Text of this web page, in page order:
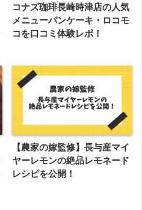
コナズ珈琲長崎時津店の人気
メニューパンケーキ・ロコモ
コを口コミ体験レポ！
【農家の嫁監修】長与産マイ
ヤーレモンの絶品レモネード
レシピを公開！